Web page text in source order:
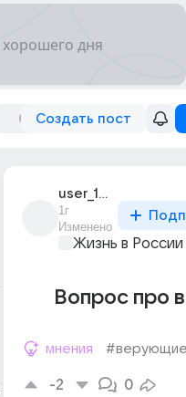
Создать пост
user_168492036
1г
Изменено
Жизнь в России
Вопрос про
мнения
-2 0